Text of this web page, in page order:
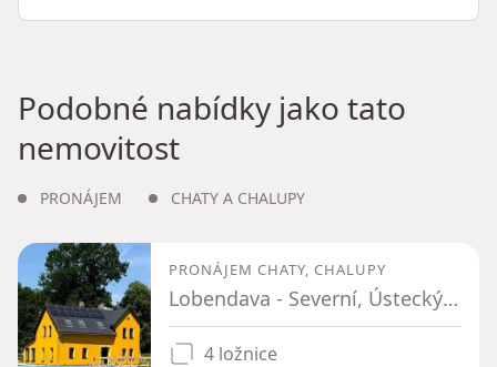
Podobné nabídky jako tato
nemovitost
PRONÁJEM CHATY A CHALUPY
PRONÁJEM CHATY, CHALUPY
Lobendava - Severní, Ústecký kraj
4 ložnice